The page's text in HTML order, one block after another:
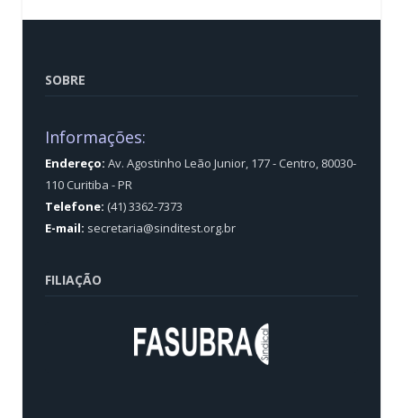
SOBRE
Informações:
Endereço: Av. Agostinho Leão Junior, 177 - Centro, 80030-
110 Curitiba - PR
Telefone: (41) 3362-7373
E-mail: secretaria@sinditest.org.br
FILIAÇÃO